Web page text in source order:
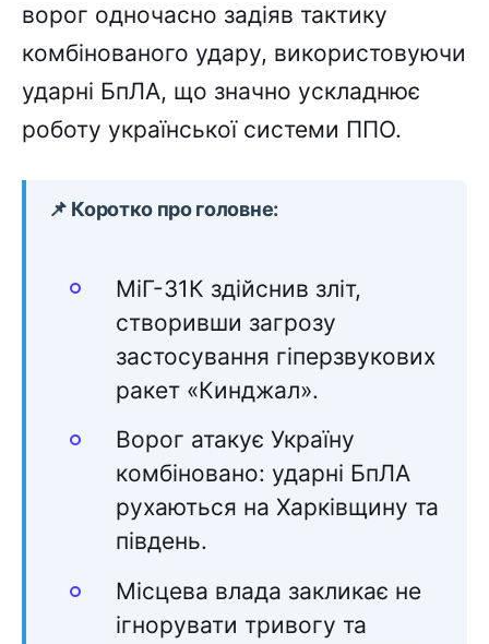
ворог одночасно задіяв тактику
комбінованого удару, використовуючи
ударні БпЛА, що значно ускладнює
роботу української системи ППО.
📌 Коротко про головне:
МіГ-31К здійснив зліт,
створивши загрозу
застосування гіперзвукових
ракет «Кинджал».
Ворог атакує Україну
комбіновано: ударні БпЛА
рухаються на Харківщину та
південь.
Місцева влада закликає не
ігнорувати тривогу та